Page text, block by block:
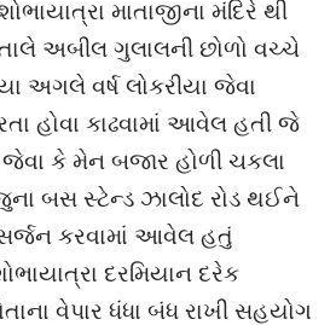
માતાજીના મંદિરે થી
તાલે અબીલ ગુલાલની છોળો વચ્ચે
અગલે વર્ષ લોકરીયા જેવા
હોવા કાઢવામાં આવેલ હતી જે
જેવા કે મેન બજાર હોળી ચકલા
બસ સ્ટેન્ડ ઝાલોદ રોડ થઈને
કરવામાં આવેલ હતું
દરમિયાન દરેક
વેપાર ધંધા બંધ રાખી સહયોગ